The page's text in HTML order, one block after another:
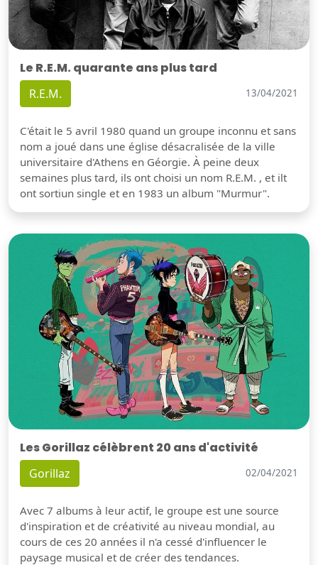
Le R.E.M. quarante ans plus tard
R.E.M. 13/04/2021
C'était le 5 avril 1980 quand un groupe inconnu et sans
nom a joué dans une église désacralisée de la ville
universitaire d'Athens en Géorgie. À peine deux
semaines plus tard, ils ont choisi un nom R.E.M. , et ilt
ont sortiun single et en 1983 un album "Murmur".
Les Gorillaz célèbrent 20 ans d'activité
Gorillaz 02/04/2021
Avec 7 albums à leur actif, le groupe est une source
d'inspiration et de créativité au niveau mondial, au
cours de ces 20 années il n'a cessé d'influencer le
paysage musical et de créer des tendances.